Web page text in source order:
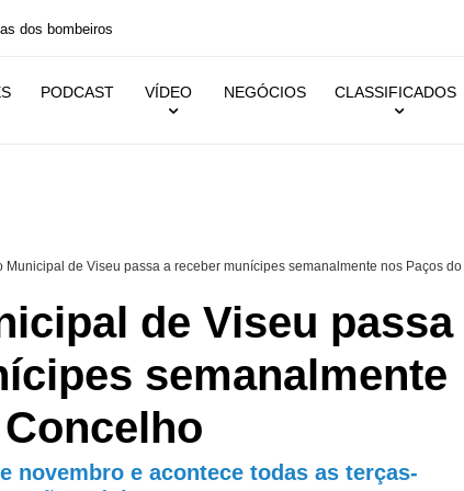
dos bombeiros
PODCAST VÍDEO NEGÓCIOS CLASSIFICADOS
Municipal de Viseu passa a receber munícipes semanalmente nos Paços do
de Viseu passa
semanalmente
novembro e acontece todas as terças-